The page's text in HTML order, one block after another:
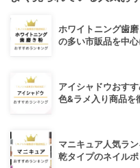
ホワイトニング歯
の多い市販品を中心
アイシャドウおす
色&ラメ入り商品を
マニキュア人気ラ
乾タイプのネイルポ